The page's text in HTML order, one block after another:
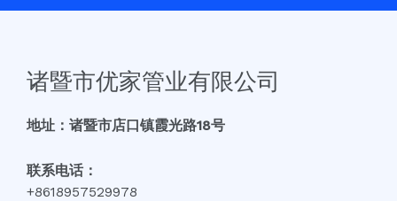
诸暨市优家管业有限公司
地址：诸暨市店口镇霞光路18号
联系电话：
+8618957529978